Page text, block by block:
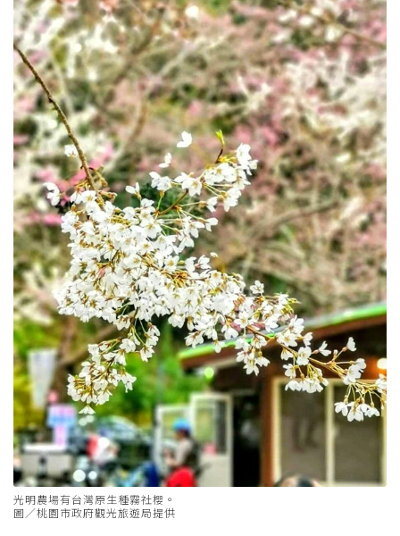
光明農場有台灣原生種霧社櫻。
圖／桃園市政府觀光旅遊局提供